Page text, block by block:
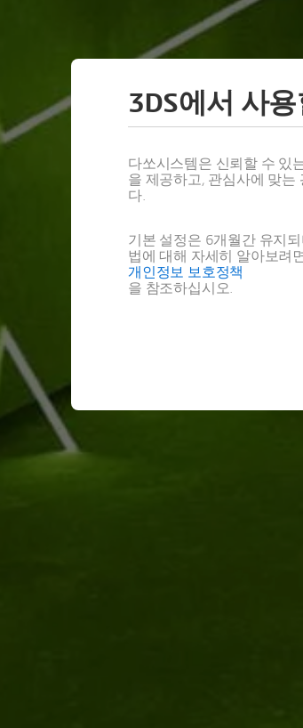
3DS에서 사
다쏘시스템은 신뢰할 수 있
을 제공하고, 관심사에 맞는
다.
기본 설정은 6개월간 유지
법에 대해 자세히 알아보려면
개인정보 보호정책
을 참조하십시오.